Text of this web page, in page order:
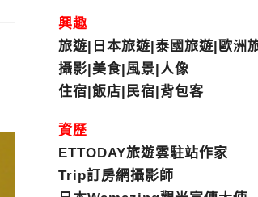
興趣
旅遊|日本旅遊|泰國旅遊|歐洲
攝影|美食|風景|人像
住宿|飯店|民宿|背包客
資歷
ETTODAY旅遊雲駐站作家
Trip訂房網攝影師